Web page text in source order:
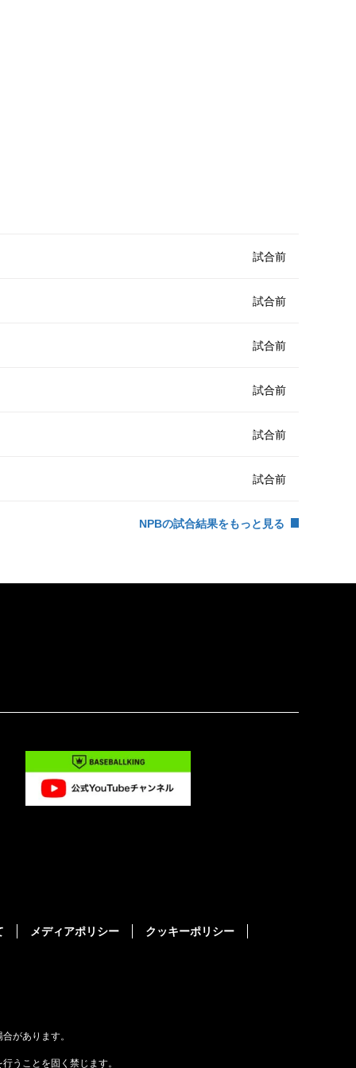
試合前
試合前
試合前
試合前
試合前
試合前
NPBの試合結果をもっと見る
メディアポリシー クッキーポリシー
があります。
うことを固く禁じます。